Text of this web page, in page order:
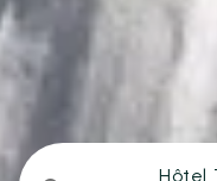
Hôtel